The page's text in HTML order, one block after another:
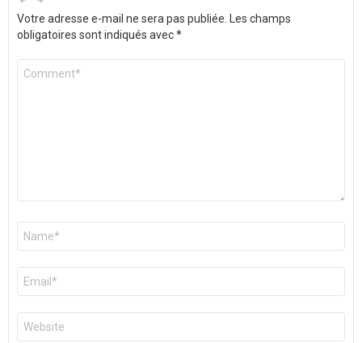
Votre adresse e-mail ne sera pas publiée.
Les champs
obligatoires sont indiqués avec*
Commentaire
Nom
E-
mail
*
Site
web